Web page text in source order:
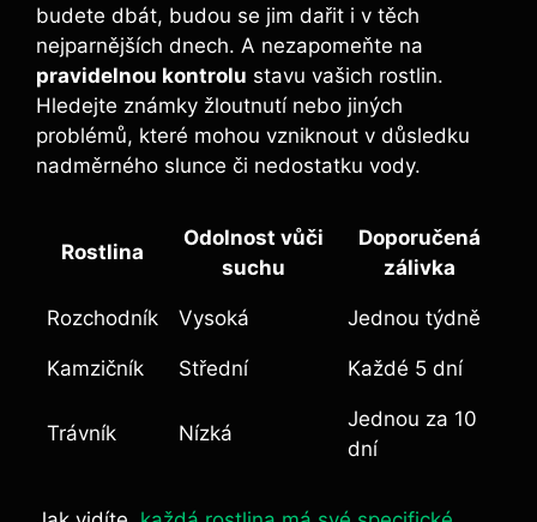
budete dbát, budou se jim dařit i v těch
nejparnějších dnech. A nezapomeňte na
pravidelnou kontrolu stavu vašich rostlin.
Hledejte známky žloutnutí nebo jiných
problémů, které mohou vzniknout v důsledku
nadměrného slunce či nedostatku vody.
Rostlina
Odolnost vůči
suchu
Doporučená
zálivka
Rozchodník Vysoká Jednou týdně
Kamzičník Střední Každé 5 dní
Trávník Nízká
Jednou za 10
dní